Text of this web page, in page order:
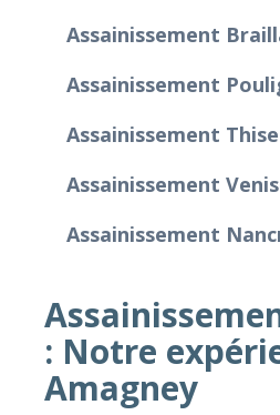
Assainissement
Assainissement
Assainissement Thise
Assainissement
Assainissement
: Notre
Amagney